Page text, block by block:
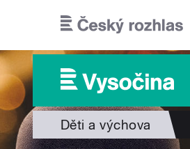
Děti a výchova